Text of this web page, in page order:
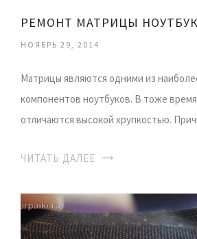
РЕМОНТ МАТРИЦЫ
НОЯБРЬ 29, 2014
Матрицы являются одними из
компонентов ноутбуков. В тоже
отличаются высокой хрупкостью.
ЧИТАТЬ ДАЛЕЕ